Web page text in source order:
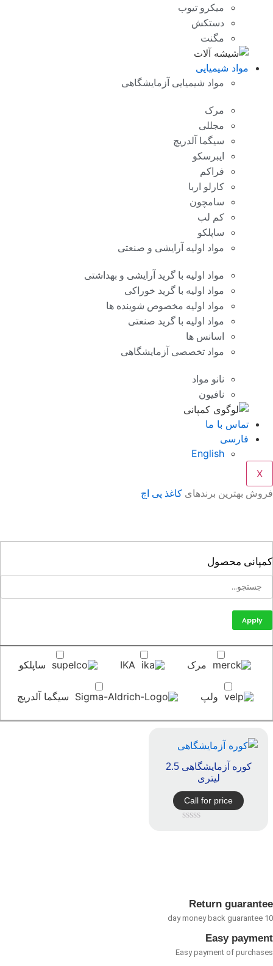
میکرو تیوب
دستکش
مگنت
مواد شیمیایی
مواد شیمیایی آزمایشگاهی
مرک
مجللی
سیگما آلدریچ
ایبرسکو
فراکم
کارلو اربا
سامچون
کم لب
ساپلکو
مواد اولیه آرایشی و صنعتی
مواد اولیه با گرید آرایشی و بهداشتی
مواد اولیه با گرید خوراکی
مواد اولیه مخصوص شوینده ها
مواد اولیه با گرید صنعتی
اسانس ها
مواد تخصصی آزمایشگاهی
نانو مواد
نافیون
تماس با ما
فارسی
English
بهترین برندهایکاغذ پی اچ
محصول
Apply
مرک IKA ساپلکو
ولپ سیگما آلدریچ
کوره آزمایشگاهی 2.5
لیتری
Call for price
Return
Easy
Easy payment of